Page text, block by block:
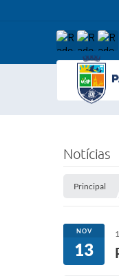
Notícias
Principal
NOV
13